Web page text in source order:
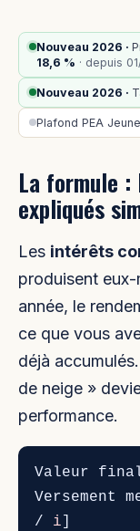
Nouveau 2026 ·
18,6 % · depuis
Nouveau 2026 ·
Plafond PEA
La formule
expliqués
Les intérêts
produisent
année, le
ce que vous
déjà
de neige »
performance.
Valeur
Versement
/ i